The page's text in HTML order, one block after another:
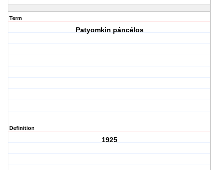
Term
Patyomkin páncélos
Definition
1925